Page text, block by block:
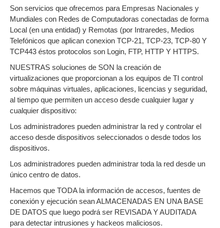
Son servicios que ofrecemos para Empresas Nacionales y
Mundiales con Redes de Computadoras conectadas de forma
Local (en una entidad) y Remotas (por Intraredes, Medios
Telefónicos que aplican conexion TCP-21, TCP-23, TCP-80 Y
TCP443 éstos protocolos son Login, FTP, HTTP Y HTTPS.
NUESTRAS soluciones de SON la creación de
virtualizaciones que proporcionan a los equipos de TI control
sobre máquinas virtuales, aplicaciones, licencias y seguridad,
al tiempo que permiten un acceso desde cualquier lugar y
cualquier dispositivo:
Los administradores pueden administrar la red y controlar el
acceso desde dispositivos seleccionados o desde todos los
dispositivos.
Los administradores pueden administrar toda la red desde un
único centro de datos.
Hacemos que TODA la información de accesos, fuentes de
conexión y ejecución sean ALMACENADAS EN UNA BASE
DE DATOS que luego podrá ser REVISADA Y AUDITADA
para detectar intrusiones y hackeos maliciosos.